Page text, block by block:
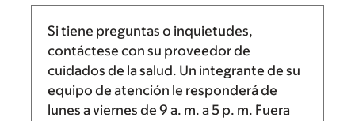
Si tiene preguntas o inquietudes,
contáctese con su proveedor de
cuidados de la salud. Un integrante de su
equipo de atención le responderá de
lunes a viernes de 9 a. m. a5 p. m. Fuera